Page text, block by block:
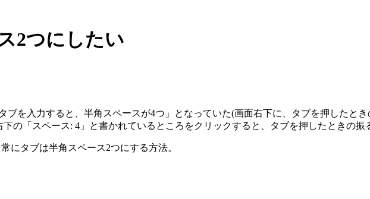
2つにしたい
ブを入力すると、半角スペースが4つ」となっていた(画面右下に、タブを押したとき
の「スペース: 4」と書かれているところをクリックすると、タブを押したときの振
にタブは半角スペース2つにする方法。